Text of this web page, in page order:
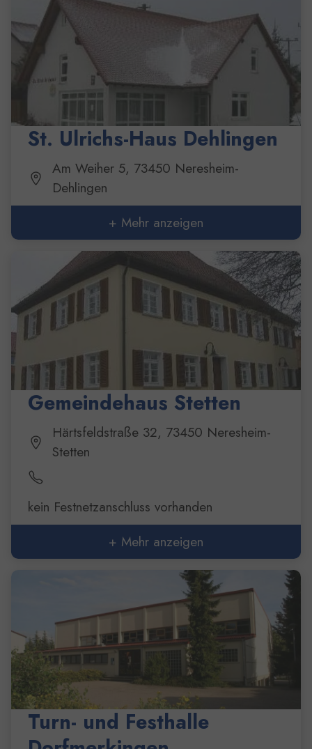
St. Ulrichs-Haus Dehlingen
Am Weiher 5, 73450 Neresheim-
Dehlingen
+ Mehr anzeigen
Gemeindehaus Stetten
Härtsfeldstraße 32, 73450 Neresheim-
Stetten
kein Festnetzanschluss vorhanden
+ Mehr anzeigen
Turn- und Festhalle